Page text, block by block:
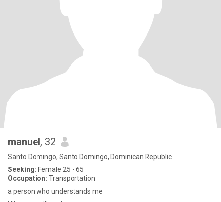
manuel, 32
Santo Domingo, Santo Domingo, Dominican Republic
Seeking: Female 25 - 65
Occupation: Transportation
a person who understands me